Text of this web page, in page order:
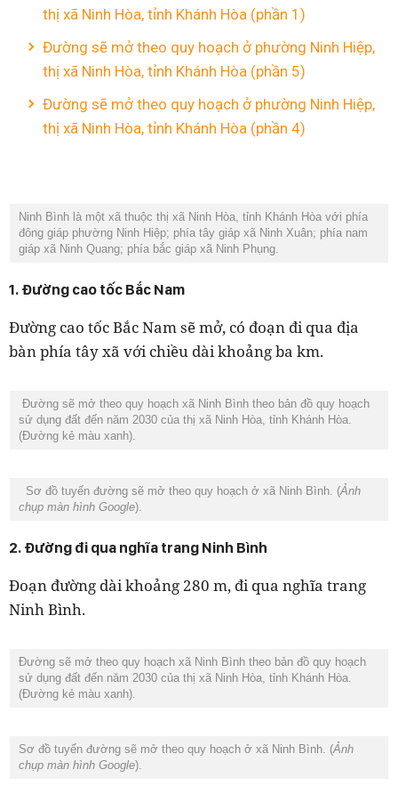
thị xã Ninh Hòa, tỉnh Khánh Hòa (phần 1)
Đường sẽ mở theo quy hoạch ở phường Ninh Hiệp,
thị xã Ninh Hòa, tỉnh Khánh Hòa (phần 5)
Đường sẽ mở theo quy hoạch ở phường Ninh Hiệp,
thị xã Ninh Hòa, tỉnh Khánh Hòa (phần 4)
Ninh Bình là một xã thuộc thị xã Ninh Hòa, tỉnh Khánh Hòa với phía
đông giáp phường Ninh Hiệp; phía tây giáp xã Ninh Xuân; phía nam
giáp xã Ninh Quang; phía bắc giáp xã Ninh Phụng.
1. Đường cao tốc Bắc Nam
Đường cao tốc Bắc Nam sẽ mở, có đoạn đi qua địa
bàn phía tây xã với chiều dài khoảng ba km.
Đường sẽ mở theo quy hoạch xã Ninh Bình theo bản đồ quy hoạch
sử dụng đất đến năm 2030 của thị xã Ninh Hòa, tỉnh Khánh Hòa.
(Đường kẻ màu xanh).
Sơ đồ tuyến đường sẽ mở theo quy hoạch ở xã Ninh Bình. (Ảnh
chụp màn hình Google).
2. Đường đi qua nghĩa trang Ninh Bình
Đoạn đường dài khoảng 280 m, đi qua nghĩa trang
Ninh Bình.
Đường sẽ mở theo quy hoạch xã Ninh Bình theo bản đồ quy hoạch
sử dụng đất đến năm 2030 của thị xã Ninh Hòa, tỉnh Khánh Hòa.
(Đường kẻ màu xanh).
Sơ đồ tuyến đường sẽ mở theo quy hoạch ở xã Ninh Bình. (Ảnh
chụp màn hình Google).